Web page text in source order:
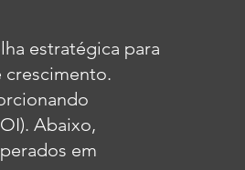
estratégica para
Abaixo,
em